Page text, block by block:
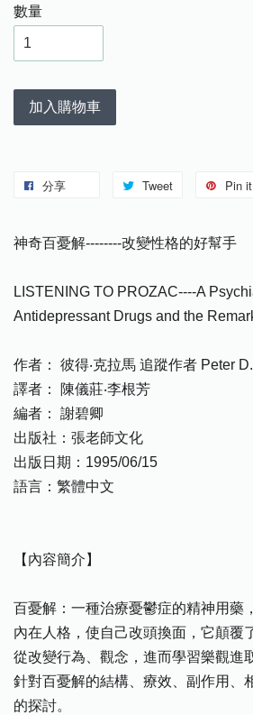
數量
加入購物車
分享 Tweet Pin it
神奇百憂解--------改變性格的好幫手
LISTENING TO PROZAC----A
Antidepressant Drugs and the
作者： 彼得‧克拉馬 追蹤作者 Peter
譯者： 陳儀莊‧李根芳
編者： 謝碧卿
出版社：張老師文化
出版日期：1995/06/15
語言：繁體中文
【內容簡介】
百憂解：一種治療憂鬱症的精神用藥
內在人格，使自己改頭換面，它顛覆
從改變行為、觀念，進而學習樂觀進
針對百憂解的結構、療效、副作用、
的探討。